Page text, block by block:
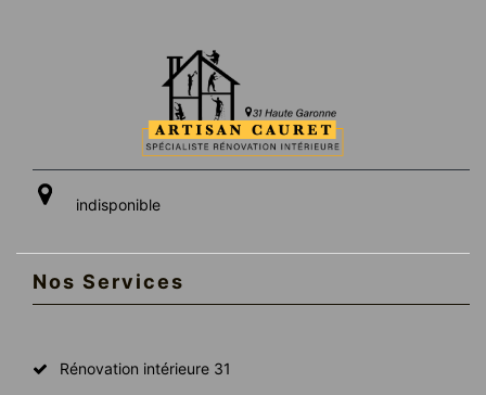
indisponible
Nos Services
Rénovation intérieure 31